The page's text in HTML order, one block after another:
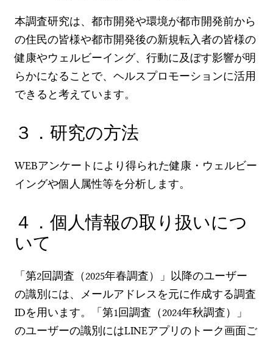
本調査研究は、都市開発や環境が都市開発前から
の住民の皆様や都市開発後の新規転入者の皆様の
健康やウェルビーイング、行動に及ぼす影響が明
らかになることで、ヘルスプロモーションに活用
できると考えています。
３．研究の方法
WEBアンケートにより得られた健康・ウェルビー
イングや個人属性等を分析します。
４．個人情報の取り扱いにつ
いて
「第2回調査（2025年春調査）」以降のユーザー
の識別には、メールアドレスを元に作成する調査
IDを用います。「第1回調査（2024年秋調査）」
のユーザーの識別にはLINEアプリのトーク画面ご